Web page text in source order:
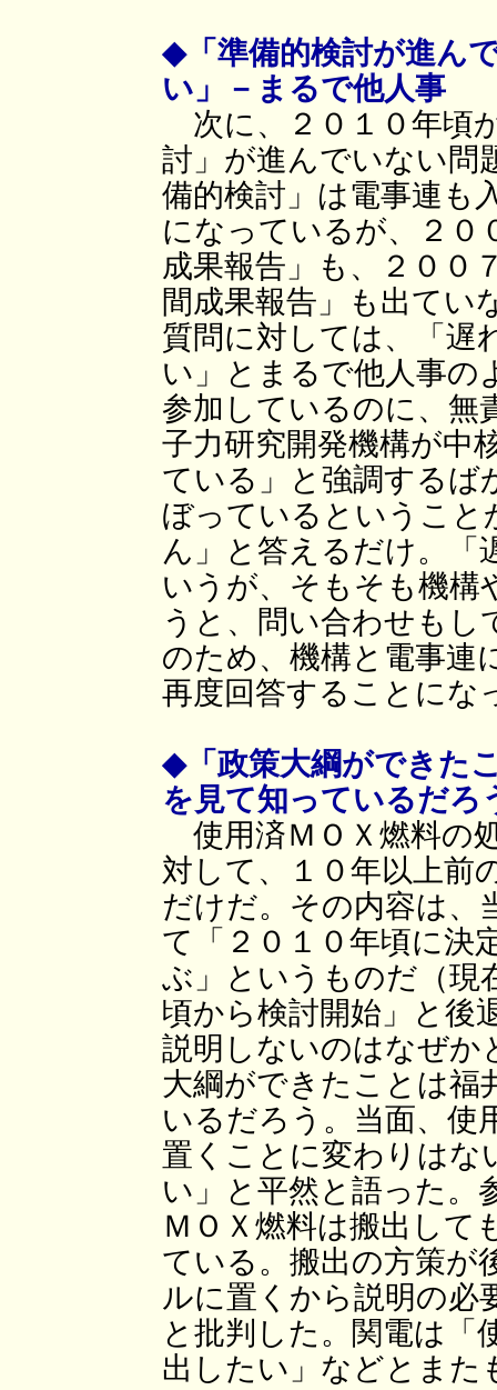
◆「準備的検討が進ん
い」－まるで他人事
次に、２０１０年頃
討」が進んでいない問
備的検討」は電事連も
になっているが、２０
成果報告」も、２００
間成果報告」も出てい
質問に対しては、「遅
い」とまるで他人事の
参加しているのに、無
子力研究開発機構が中
ている」と強調するば
ぼっているということ
ん」と答えるだけ。「
いうが、そもそも機構
うと、問い合わせも
のため、機構と電事連
再度回答することにな
◆「政策大綱ができた
を見て知っているだろ
使用済ＭＯＸ燃料の
対して、１０年以上前
だけだ。その内容は、
て「２０１０年頃に決
ぶ」というものだ（現
頃から検討開始」と後
説明しないのはなぜか
大綱ができたことは福
いるだろう。当面、使
置くことに変わりはな
い」と平然と語った。
ＭＯＸ燃料は搬出して
ている。搬出の方策が
ルに置くから説明の必
と批判した。関電は「
出したい」などとまた